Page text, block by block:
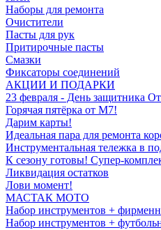
Наборы для ремонта
Очистители
Пасты для рук
Притирочные пасты
Смазки
Фиксаторы соединений
АКЦИИ И ПОДАРКИ
23 февраля - День защитника
Горячая пятёрка от M7!
Дарим карты!
Идеальная пара для ремонта
Инструментальная тележка в
К сезону готовы! Супер-
Ликвидация остатков
Лови момент!
МАСТАК МОТО
Набор инструментов +
Набор инструментов +